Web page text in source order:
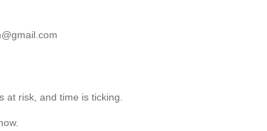
at risk, and time is ticking.